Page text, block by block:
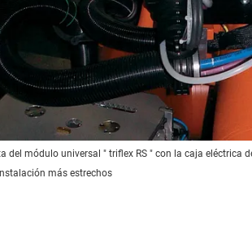
del módulo universal " triflex RS " con la caja eléctrica
más estrechos